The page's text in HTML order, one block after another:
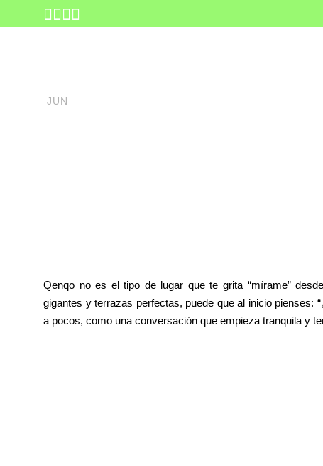
JUN
Qenqo no es el tipo de lugar que te grita “mírame”
gigantes y terrazas perfectas, puede que al inicio pienses:
a pocos, como una conversación que empieza tranquila y